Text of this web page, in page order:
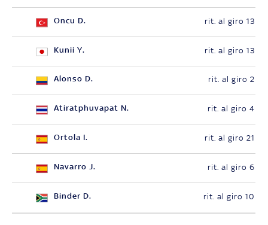
Oncu D. rit. al giro 13
Kunii Y. rit. al giro 13
Alonso D. rit. al giro 2
Atiratphuvapat N. rit. al giro 4
Ortola I. rit. al giro 21
Navarro J. rit. al giro 6
Binder D. rit. al giro 10